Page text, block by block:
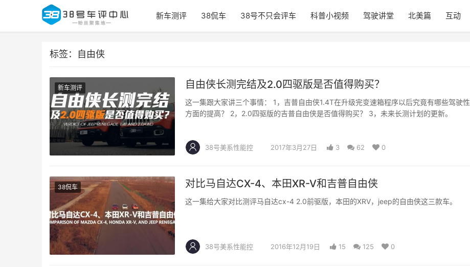
新车测评 38侃车 38号不只会评车 科普小视频 驾驶讲堂 北美篇 互动
标签：自由侠
新车测评 自由侠长测完结及2.0四驱版是否值得购买？
这一集跟大家讲三个事情： 1，吉普自由侠1.4T在升级完变速箱程序以后究竟有哪些驾驶性
方面的提高？ 2，2.0四驱版的吉普自由侠是否值得购买？ 3，未来长测计划的更新。
38号美系性能控 2017年3月27日 3 62 0
38侃车 对比马自达CX-4、本田XR-V和吉普自由侠
这一集给大家对比测评马自达cx-4 2.0前驱版，本田的XRV，jeep的自由侠这三款车。
38号美系性能控 2016年12月19日 15 125 0